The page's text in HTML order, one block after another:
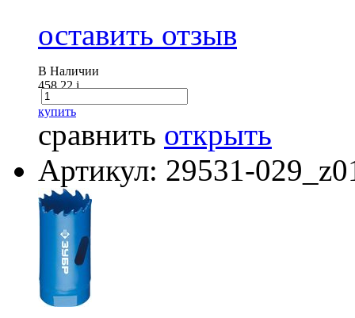
оставить отзыв
В Наличии
458.22i
купить
сравнить открыть
Артикул: 29531-